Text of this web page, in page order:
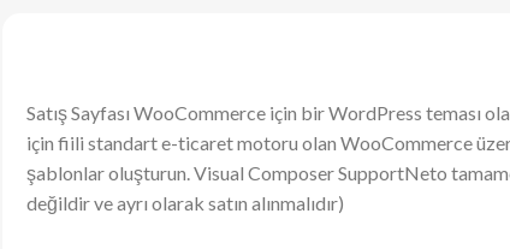
Satış Sayfası WooCommerce için bir WordPress teması
için fiili standart e-ticaret motoru olan WooCommerce
şablonlar oluşturun. Visual Composer SupportNeto
değildir ve ayrı olarak satın alınmalıdır)